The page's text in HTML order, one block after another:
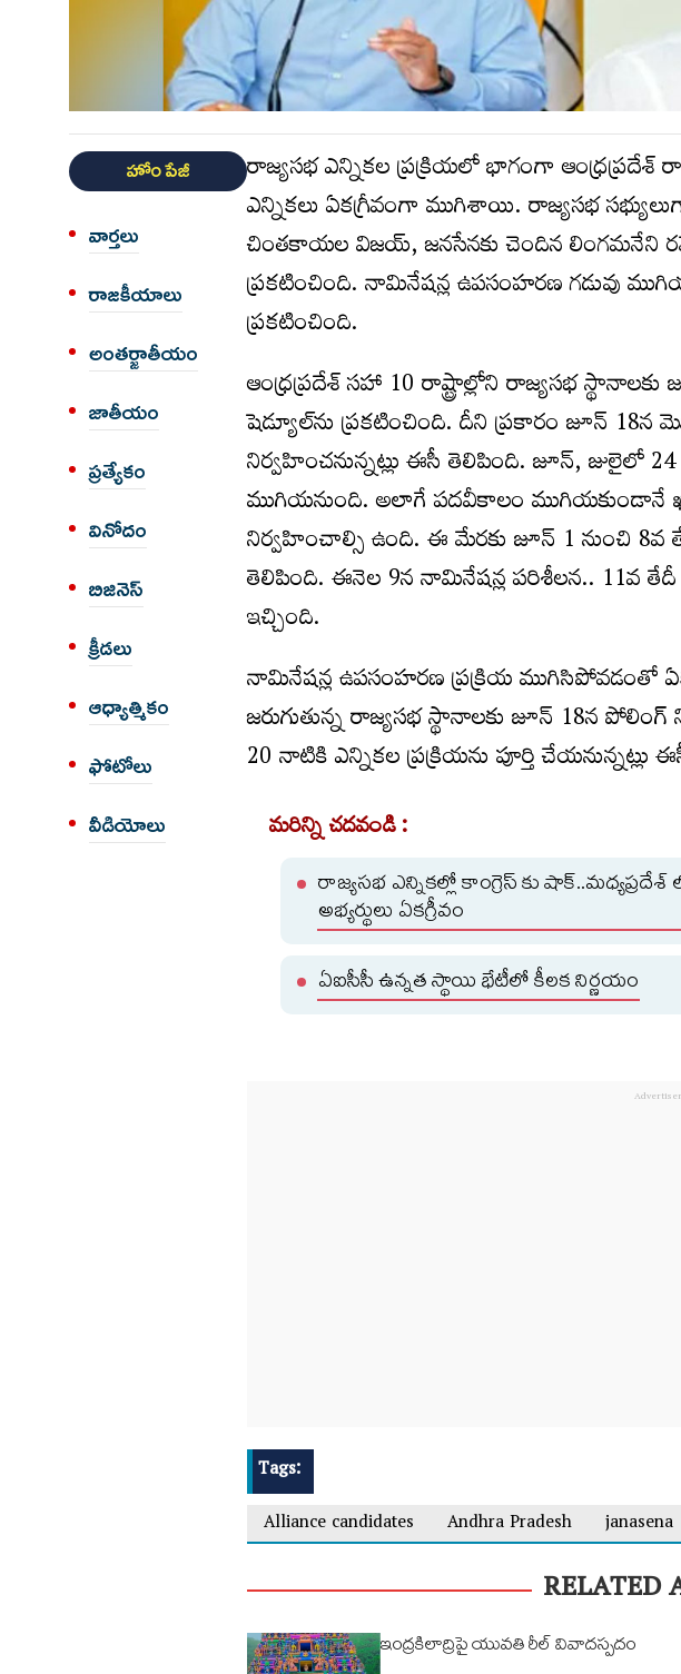
హోం పేజీ
వార్త‌లు
రాజకీయాలు
అంత‌ర్జాతీయం
జాతీయం
ప్రత్యేకం
వినోదం
బిజినెస్
క్రీడలు
ఆధ్యాత్మికం
ఫోటోలు
వీడియోలు
రాజ్యసభ ఎన్నికల ప్రక్రియలో భాగంగా ఆంధ్రప్రదేశ్
ఎన్నికలు ఏకగ్రీవంగా ముగిశాయి. రాజ్యసభ
చింతకాయల విజయ్‌, జనసేనకు చెందిన లింగమనేని
ప్రకటించింది. నామినేషన్ల ఉపసంహరణ గడువు
ప్రకటించింది.
ఆంధ్రప్రదేశ్ సహా 10 రాష్ట్రాల్లోని రాజ్యసభ
షెడ్యూల్‌ను ప్రకటించింది. దీని ప్రకారం జూన్‌ 18న
నిర్వహించనున్నట్లు ఈసీ తెలిపింది. జూన్‌, జులైలో
ముగియనుంది. అలాగే పదవీకాలం ముగియకుండానే
నిర్వహించాల్సి ఉంది. ఈ మేరకు జూన్ 1 నుంచి 8వ
తెలిపింది. ఈనెల 9న నామినేషన్ల పరిశీలన.. 11వ తేదీ
ఇచ్చింది.
నామినేషన్ల ఉపసంహరణ ప్రక్రియ ముగిసిపోవడంతో
జరుగుతున్న రాజ్యసభ స్థానాలకు జూన్ 18న
20 నాటికి ఎన్నికల ప్రక్రియను పూర్తి చేయనున్నట్లు
మరిన్ని చదవండి :
రాజ్యసభ ఎన్నికల్లో కాంగ్రెస్ కు షాక్..మధ్యప్రదేశ్
అభ్యర్థులు ఏకగ్రీవం
ఏఐసీసీ ఉన్నత స్థాయి భేటీలో కీలక నిర్ణయం
Tags:
Alliance candidates
Andhra Pradesh janasena
RELATED
ఇంద్రకిలాద్రిపై యువతి రీల్ వివాదస్పదం